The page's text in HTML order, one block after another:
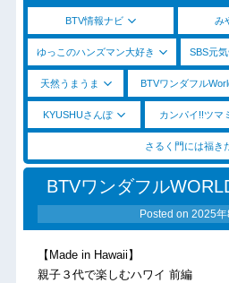
BTV情報ナビ み
ゆっこのハンズマン大好き SBS元
天然うまうま BTVワンダフル
KYUSHUさんぽ カンパイ!!ツマ
さるく門には福き
BTVワンダフル
Posted on 2025年
【Made in Hawaii】
親子３代で楽しむハワイ 前編